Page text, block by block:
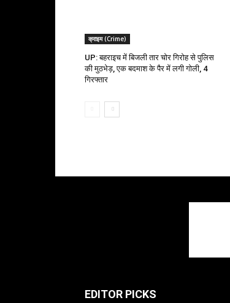
क्राइम (Crime)
UP: बहराइच में बिजली तार चोर गिरोह से पुलिस
की मुठभेड़, एक बदमाश के पैर में लगी गोली, 4
गिरफ्तार
EDITOR PICKS